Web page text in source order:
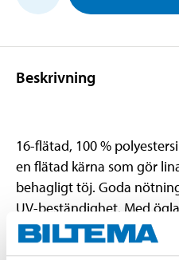
Beskrivning
16-flätad, 100 %
en flätad kärna som gör
behagligt töj. Goda
UV-beständighet. Med